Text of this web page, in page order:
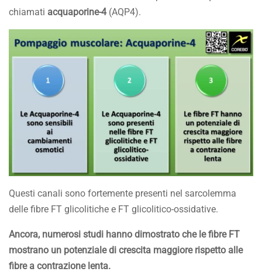
chiamati acquaporine-4(AQP4).
Questi canali sono fortemente presenti nel sarcolemma
delle fibre FT glicolitiche e FT glicolitico-ossidative.
Ancora, numerosi studi hanno dimostrato che le fibre FT
mostrano un potenziale di crescita maggiore rispetto alle
fibre a contrazione lenta.